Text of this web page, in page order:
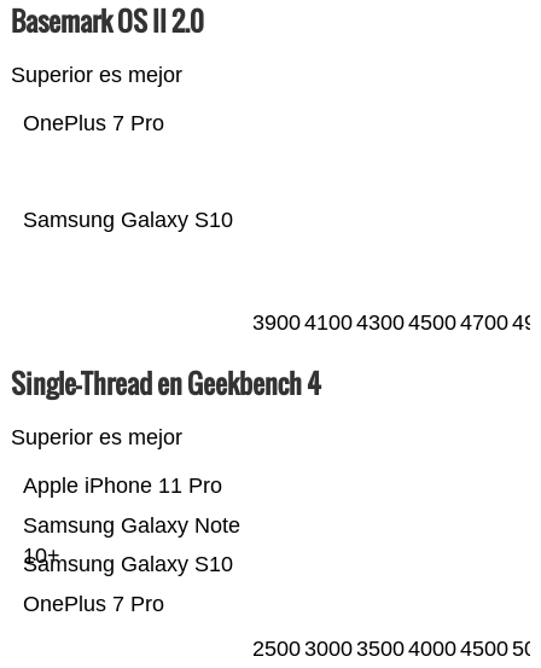
Basemark OS II 2.0
Superior es mejor
Samsung Galaxy S10
OnePlus 7 Pro
39004100430045004700
Single-Thread en Geekbench 4
Superior es mejor
OnePlus 7 Pro
Samsung Galaxy S10
Samsung Galaxy Note
10+
Apple iPhone 11 Pro
25003000350040004500